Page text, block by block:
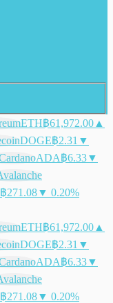
ETH฿61,972.00 ▲
DOGE฿2.31 ▼
ADA฿6.33▼
฿271.08▼ 0.20%
ETH฿61,972.00 ▲
DOGE฿2.31 ▼
ADA฿6.33▼
฿271.08▼ 0.20%